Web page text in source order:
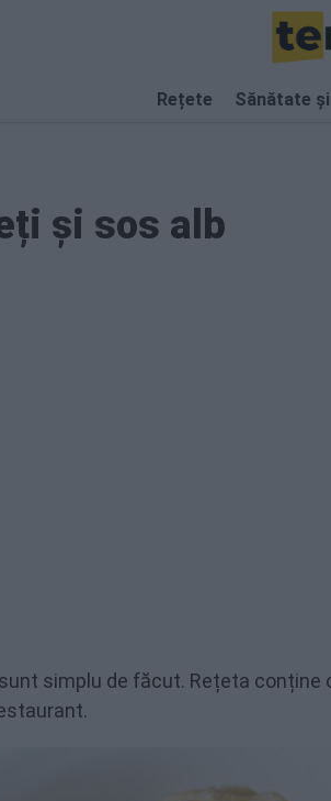
Rețete Sănătate
și sos alb
simplu de făcut. Rețeta